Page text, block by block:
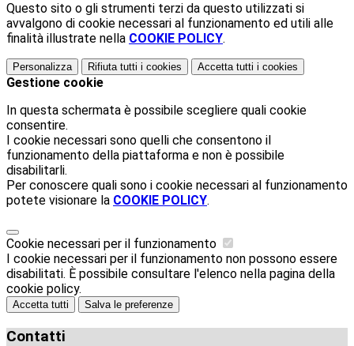
Questo sito o gli strumenti terzi da questo utilizzati si
avvalgono di cookie necessari al funzionamento ed utili alle
finalità illustrate nella COOKIE POLICY.
Personalizza Rifiuta tutti i cookies Accetta tutti i cookies
Gestione cookie
In questa schermata è possibile scegliere quali cookie
consentire.
I cookie necessari sono quelli che consentono il
funzionamento della piattaforma e non è possibile
disabilitarli.
Per conoscere quali sono i cookie necessari al funzionamento
potete visionare la COOKIE POLICY.
Cookie necessari per il funzionamento
I cookie necessari per il funzionamento non possono essere
disabilitati. È possibile consultare l'elenco nella pagina della
cookie policy.
Accetta tutti Salva le preferenze
Contatti